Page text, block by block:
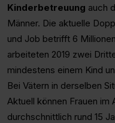
Kinderbetreuung auch
Männer. Die aktuelle
und Job betrifft 6
arbeiteten 2019 zwei
mindestens einem Kind
Bei Vätern in derselben
Aktuell können Frauen im
durchschnittlich rund 15